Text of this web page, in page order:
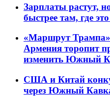
Зарплаты растут,
быстрее там, где
«Маршрут Трампа»
Армения торопит
изменить Южный
США и Китай
через Южный